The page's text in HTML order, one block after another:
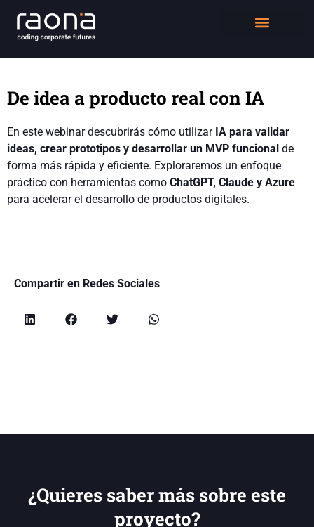
De idea a producto real con IA
En este webinar descubrirás cómo utilizar IA para validar
ideas, crear prototipos y desarrollar un MVP funcional de
forma más rápida y eficiente. Exploraremos un enfoque
práctico con herramientas como ChatGPT, Claude y Azure
para acelerar el desarrollo de productos digitales.
Compartir en Redes Sociales
¿Quieres saber más sobre este
proyecto?